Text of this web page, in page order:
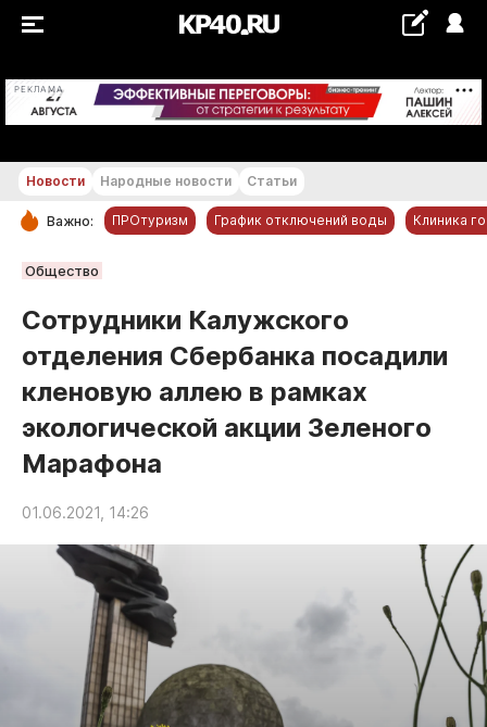
РЕКЛАМА +24...+25 °С
РУБРИКИ
Новости компаний
Статьи
Народные новости
Авто и транспорт
Благоустройство
Криминал
Недвижимость и ЖКХ
Образование
Общество
Погода
Праздники
Новости Народные новости Статьи
Важно: ПРОтуризм График отключений воды Клиника
Общество
Сотрудники Калужского
отделения Сбербанка посадили
кленовую аллею в рамках
экологической акции Зеленого
Марафона
01.06.2021, 14:26